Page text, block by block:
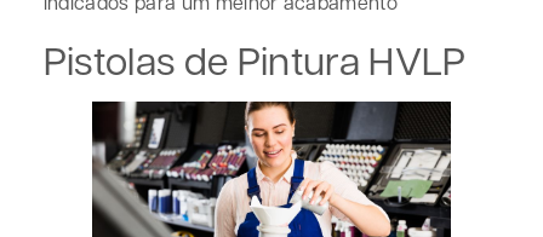
Pistolas de Pintura HVLP